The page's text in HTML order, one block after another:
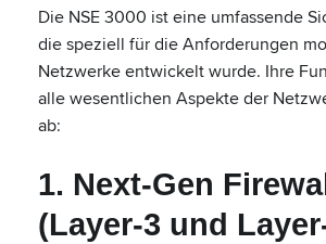
Die NSE 3000 ist eine umfassende
die speziell für die Anforderungen
Netzwerke entwickelt wurde. Ihre
alle wesentlichen Aspekte der
ab:
1. Next-Gen Firewall
(Layer-3 und